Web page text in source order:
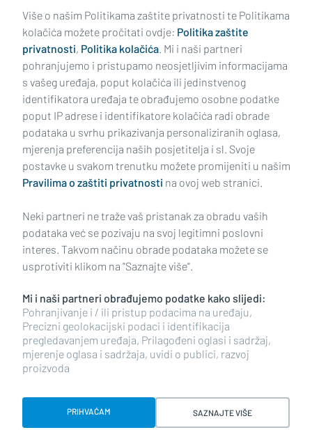
VIDI STARIJE ČLANKE
Impressum Uvjeti korištenja Politika privatnosti
Politika kolačića Kontakt Pritužbe Suradnici
Oglašavanje
RUBRIKE
BRODSKO-POSAVSKA ŽUPANIJA
POŽEŠKO-SLAVONSKA ŽUPANIJA
Više o našim Politikama zaštite privatnosti te Politikama
kolačića možete pročitati ovdje: Politika zaštite
privatnosti, Politika kolačića. Mi i naši partneri
pohranjujemo i pristupamo neosjetljivim informacijama
s vašeg uređaja, poput kolačića ili jedinstvenog
identifikatora uređaja te obrađujemo osobne podatke
poput IP adrese i identifikatore kolačića radi obrade
podataka u svrhu prikazivanja personaliziranih oglasa,
mjerenja preferencija naših posjetitelja i sl. Svoje
postavke u svakom trenutku možete promijeniti u našim
Pravilima o zaštiti privatnosti na ovoj web stranici.
Neki partneri ne traže vaš pristanak za obradu vaših
podataka već se pozivaju na svoj legitimni poslovni
interes. Takvom načinu obrade podataka možete se
usprotiviti klikom na "Saznajte više".
Mi i naši partneri obrađujemo podatke kako slijedi:
Pohranjivanje i / ili pristup podacima na uređaju,
Precizni geolokacijski podaci i identifikacija
pregledavanjem uređaja, Prilagođeni oglasi i sadržaj,
mjerenje oglasa i sadržaja, uvidi o publici, razvoj
proizvoda
PRIHVAĆAM SAZNAJTE VIŠE